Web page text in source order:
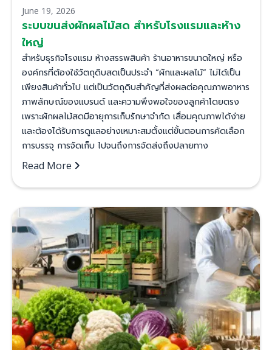
June 19, 2026
ระบบขนส่งผักผลไม้สด สำหรับโรงแรมและห้าง
ใหญ่
สำหรับธุรกิจโรงแรม ห้างสรรพสินค้า ร้านอาหารขนาดใหญ่ หรือ
องค์กรที่ต้องใช้วัตถุดิบสดเป็นประจำ “ผักและผลไม้” ไม่ได้เป็น
เพียงสินค้าทั่วไป แต่เป็นวัตถุดิบสำคัญที่ส่งผลต่อคุณภาพอาหาร
ภาพลักษณ์ของแบรนด์ และความพึงพอใจของลูกค้าโดยตรง
เพราะผักผลไม้สดมีอายุการเก็บรักษาจำกัด เสื่อมคุณภาพได้ง่าย
และต้องได้รับการดูแลอย่างเหมาะสมตั้งแต่ขั้นตอนการคัดเลือก
การบรรจุ การจัดเก็บ ไปจนถึงการจัดส่งถึงปลายทาง
Read More